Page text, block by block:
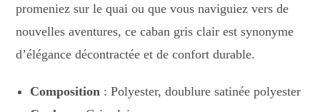
promeniez sur le quai ou que vous naviguiez vers de
nouvelles aventures, ce caban gris clair est synonyme
d’élégance décontractée et de confort durable.
Composition : Polyester, doublure satinée polyester